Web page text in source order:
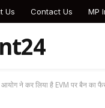
Us Contact Us MP
आयोग ने कर लिया है EVM पर बैन का